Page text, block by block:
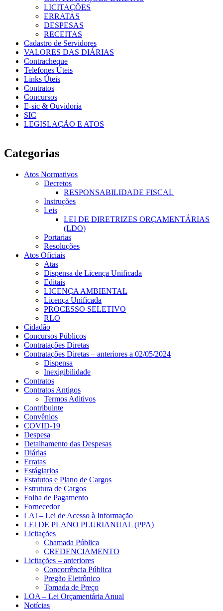
LICITAÇÕES
ERRATAS
DESPESAS
RECEITAS
Cadastro de Servidores
VALORES DAS DIÁRIAS
Contracheque
Telefones Úteis
Links Úteis
Contratos
Concursos
E-sic & Ouvidoria
SIC
LEGISLAÇÃO E ATOS
Categorias
Atos Normativos
Decretos
RESPONSABILIDADE FISCAL
Instruções
Leis
LEI DE DIRETRIZES ORÇAMENTÁRIAS
(LDO)
Portarias
Resoluções
Atos Oficiais
Atas
Dispensa de Licença Unificada
Editais
LICENÇA AMBIENTAL
Licença Unificada
PROCESSO SELETIVO
RLO
Cidadão
Concursos Públicos
Contratações Diretas
Contratações Diretas – anteriores a 02/05/2024
Dispensa
Inexigibilidade
Contratos
Contratos Antigos
Termos Aditivos
Contribuinte
Convênios
COVID-19
Despesa
Detalhamento das Despesas
Diárias
Erratas
Estágiarios
Estatutos e Plano de Cargos
Estrutura de Cargos
Folha de Pagamento
Fornecedor
LAI – Lei de Acesso à Informação
LEI DE PLANO PLURIANUAL (PPA)
Licitações
Chamada Pública
CREDENCIAMENTO
Licitações – anteriores
Concorrência Pública
Pregão Eletrônico
Tomada de Preço
LOA – Lei Orçamentária Anual
Notícias